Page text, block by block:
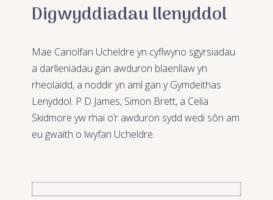
Digwyddiadau llenyddol
Mae Canolfan Ucheldre yn cyflwyno sgyrsiadau
a darlleniadau gan awduron blaenllaw yn
rheolaidd, a noddir yn aml gan y Gymdeithas
Lenyddol. P D James, Simon Brett, a Celia
Skidmore yw rhai o’r awduron sydd wedi sôn am
eu gwaith o lwyfan Ucheldre.